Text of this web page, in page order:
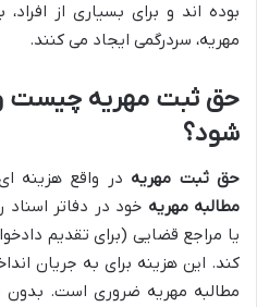
بوده اند و برای بسیاری از
مهریه، سردرگمی ایجاد می کنند.
حق ثبت مهریه چیست
شود؟
حق ثبت مهریه در واقع هزینه
مطالبه مهریه خود در دفاتر
یا مراجع قضایی (برای تقدیم
کند. این هزینه برای به جریان
مطالبه مهریه ضروری است. بدون